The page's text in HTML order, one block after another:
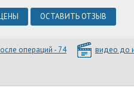
ОСТАВИТЬ ОТЗЫВ
операций - 74 видео до